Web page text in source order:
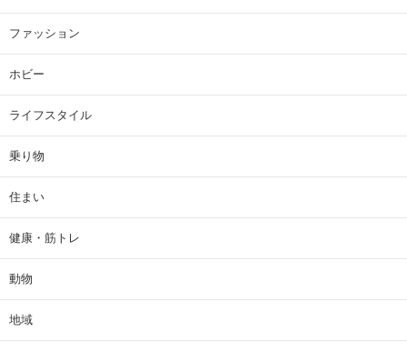
ファッション
ホビー
ライフスタイル
乗り物
住まい
健康・筋トレ
動物
地域